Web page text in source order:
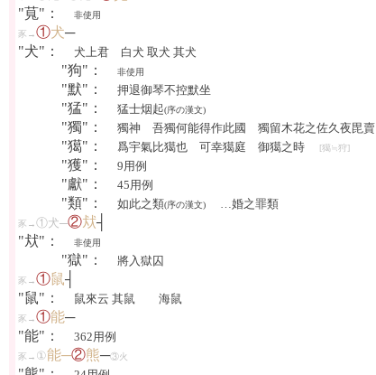
"萈"：
非使用
豕→①犬─
"犬"： 犬上君 白犬 取犬 其犬
"狗"： 非使用
"默"： 押退御琴不控默坐
"猛"： 猛士烟起(序の漢文)
"獨"： 獨神 吾獨何能得作此國 獨留木花之佐久夜毘賣
"獦"： 爲宇氣比獦也 可幸獦庭 御獦之時 [獦≒狩]
"獲"： 9用例
"獻"： 45用例
"類"： 如此之類(序の漢文) …婚之罪類
豕→①犬─②㹜┤
"㹜"：
非使用
"獄"： 將入獄囚
豕→①鼠┤
"鼠"：
鼠來云 其鼠 海鼠
豕→①能─
"能"： 362用例
豕→ ①能─②熊─③火